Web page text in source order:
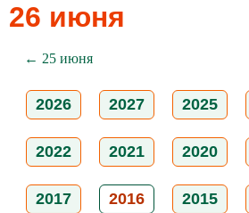
26 июня
← 25 июня
2026 2027 2025
2022 2021 2020
2017 2016 2015